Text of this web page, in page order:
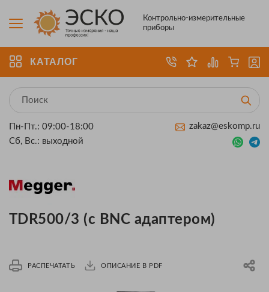
Контрольно-измерительные
приборы
КАТАЛОГ
Пн-Пт.: 09:00-18:00
Сб, Вс.: выходной
zakaz@eskomp.ru
TDR500/3 (с BNC адаптером)
РАСПЕЧАТАТЬ ОПИСАНИЕ В PDF